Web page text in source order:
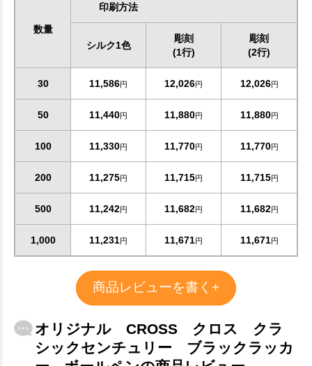
数量
印刷方法
シルク1色
彫刻
(1行)
彫刻
(2行)
30 11,586円 12,026円 12,026円
50 11,440円 11,880円 11,880円
100 11,330円 11,770円 11,770円
200 11,275円 11,715円 11,715円
500 11,242円 11,682円 11,682円
1,000 11,231円 11,671円 11,671円
商品レビューを書く+
オリジナル CROSS クロス クラ
シックセンチュリー ブラックラッカ